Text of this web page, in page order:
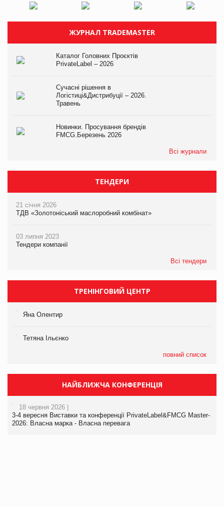
ЖУРНАЛ TRADEMASTER
Каталог Головних Проєктів
PrivateLabel – 2026
Сучасні рішення в
Логістиці&Дистрибуції – 2026.
Травень
Новинки. Просування брендів
FMCG.Березень 2026
Всі журнали
ТЕНДЕРИ
21 січня 2026
ТДВ «Золотоніський маслоробний комбінат»
03 липня 2023
Тендери компанії
Всі тендери
ТРЕНІНГОВИЙ ЦЕНТР
Яна Олентир
Тетяна Ільєнко
повний список
НАЙБЛИЖЧА КОНФЕРЕНЦІЯ
18 червня 2026 |
3-4 вересня Виставки та конференції PrivateLabel&FMCG Master-
2026: Власна марка - Власна перевага